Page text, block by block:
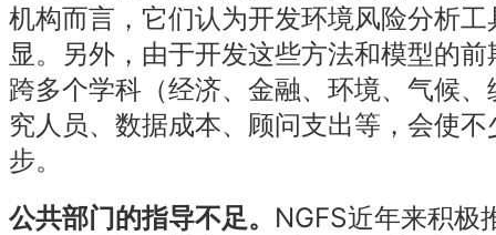
机构而言，它们认为开发环境风险分析
显。另外，由于开发这些方法和模型的
跨多个学科（经济、金融、环境、气候
究人员、数据成本、顾问支出等，会使
步。
公共部门的指导不足。 NGFS近年来积极